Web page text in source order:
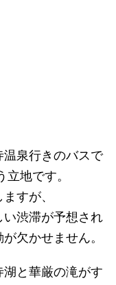
泉行きのバスで
地です。
すが、
渋滞が予想され
欠かせません。
と華厳の滝がす